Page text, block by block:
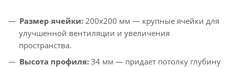
Размер ячейки: 200x200 мм — крупные ячейки для
улучшенной вентиляции и увеличения
пространства.
Высота профиля: 34 мм — придает потолку глубину